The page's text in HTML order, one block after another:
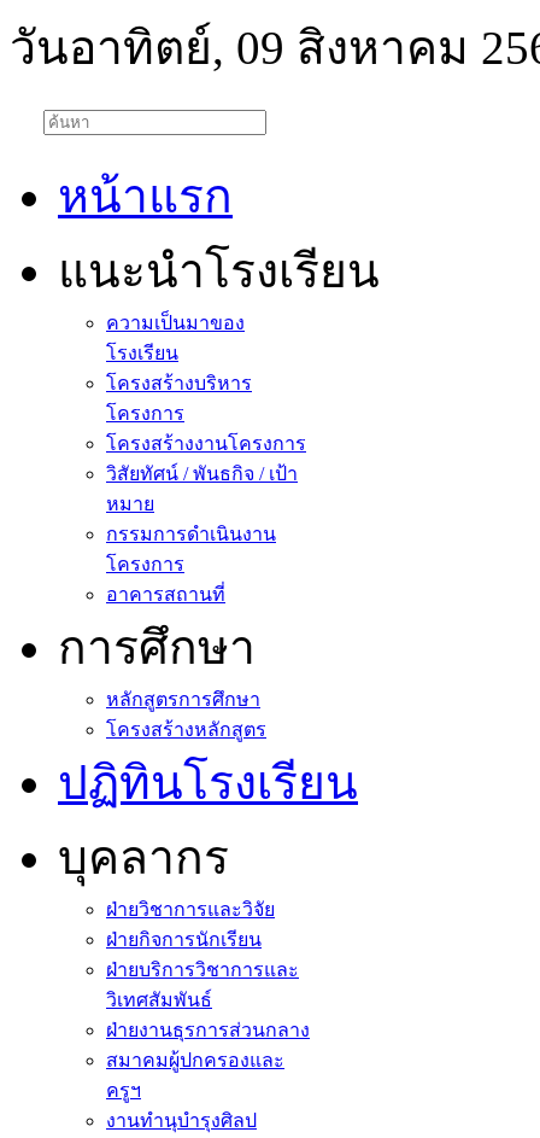
วันอาทิตย์, 09 สิงหาคม
หน้าแรก
แนะนำโรงเรียน
ความเป็นมาของ
โรงเรียน
โครงสร้างบริหาร
โครงการ
โครงสร้างงานโครงการ
วิสัยทัศน์ / พันธกิจ / เป้า
หมาย
กรรมการดำเนินงาน
โครงการ
อาคารสถานที่
การศึกษา
หลักสูตรการศึกษา
โครงสร้างหลักสูตร
ปฏิทินโรงเรียน
บุคลากร
ฝ่ายวิชาการและวิจัย
ฝ่ายกิจการนักเรียน
ฝ่ายบริการวิชาการและ
วิเทศสัมพันธ์
ฝ่ายงานธุรการส่วนกลาง
สมาคมผู้ปกครองและ
ครูฯ
งานทำนุบำรุงศิลป